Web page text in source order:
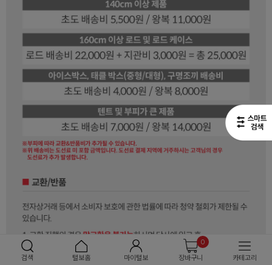
검색 털보홈 마이털보
0
장바구니
카테고리